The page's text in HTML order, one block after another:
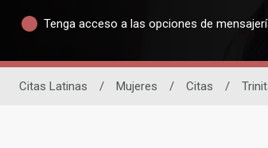
Tenga acceso a las opciones de
Citas Latinas / Mujeres / Citas /